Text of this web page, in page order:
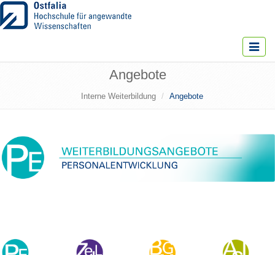
Toggle
Angebote
Interne Weiterbildung Angebote